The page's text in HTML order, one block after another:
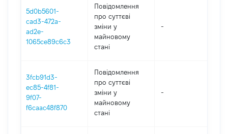
5d0b5601-
cad3-472a-
ad2e-
1065ce89c6c3
Повідомлення
про суттєві
зміни y
майновому
стані
-
3fcb91d3-
ec85-4f81-
9f07-
f6caac48f870
Повідомлення
про суттєві
зміни y
майновому
стані
-